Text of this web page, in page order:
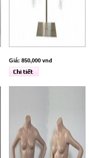
Giá: 850,000 vnđ